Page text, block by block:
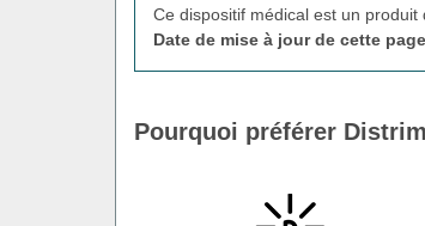
Ce dispositif médical est un
Date de mise à jour de cette
Pourquoi préférer